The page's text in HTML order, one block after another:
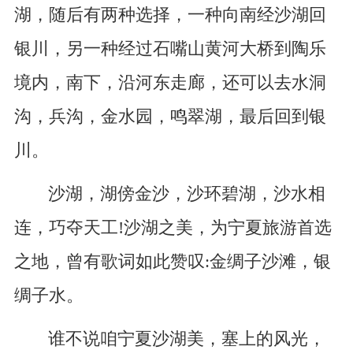
湖，随后有两种选择，一种向南经沙湖回
银川，另一种经过石嘴山黄河大桥到陶乐
境内，南下，沿河东走廊，还可以去水洞
沟，兵沟，金水园，鸣翠湖，最后回到银
川。
沙湖，湖傍金沙，沙环碧湖，沙水相
连，巧夺天工!沙湖之美，为宁夏旅游首选
之地，曾有歌词如此赞叹:金绸子沙滩，银
绸子水。
谁不说咱宁夏沙湖美，塞上的风光，